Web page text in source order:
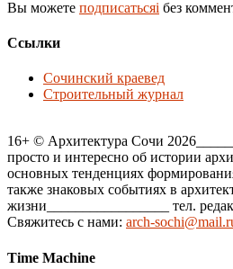
Вы можете подписатьсяi без
Ссылки
Сочинский краевед
Строительный журнал
16+ © Архитектура Сочи
просто и интересно об истории
основных тенденциях
также знаковых событиях в
жизни_________________ тел.
Свяжитесь с нами: arch-
Time Machine